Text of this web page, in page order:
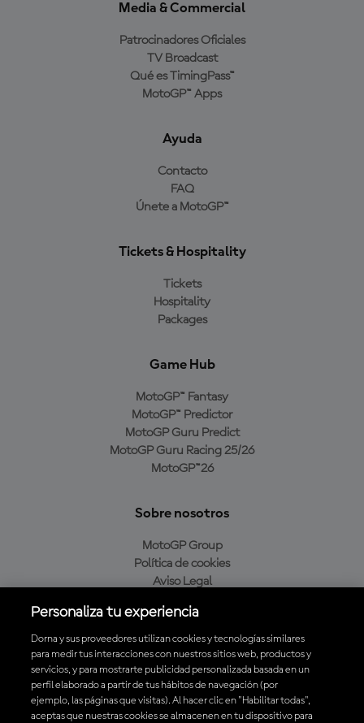
Media & Commercial
Patrocinadores Oficiales
TV Broadcast
Qué es TimingPass™
MotoGP™ Apps
Ayuda
Contacto
FAQ
Únete a MotoGP™
Tickets & Hospitality
Tickets
Hospitality
Packages
Game Hub
MotoGP™ Fantasy
MotoGP™ Predictor
MotoGP Guru Predict
MotoGP Guru Racing 25/26
MotoGP™26
Sobre nosotros
MotoGP Group
Política de cookies
Aviso Legal
Política de compra
Descarga la aplicación oficial de MotoGP™
Personaliza tu experiencia
Dorna y sus proveedores utilizan cookies y tecnologías similares
para medir tus interacciones con nuestros sitios web, productos y
servicios, y para mostrarte publicidad personalizada basada en un
perfil elaborado a partir de tus hábitos de navegación (por
ejemplo, las páginas que visitas). Al hacer clic en "Habilitar todas",
aceptas que nuestras cookies se almacenen en tu dispositivo para